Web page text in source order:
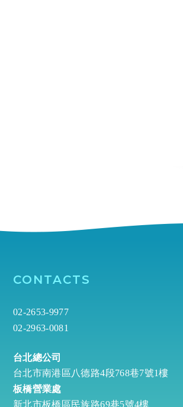
CONTACTS
02-2653-9977
02-2963-0081
台北總公司
台北市南港區八德路4段768巷7號1樓
板橋營業處
新北市板橋區民族路69巷5號4樓